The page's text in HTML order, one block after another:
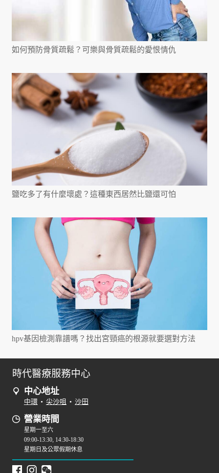
如何預防骨質疏鬆？可樂與骨質疏鬆的愛恨情仇
鹽吃多了有什麼壞處？這種東西居然比鹽還可怕
hpv基因檢測靠譜嗎？找出宮頸癌的根源就要選對方法
時代醫療服務中心
中心地址
中環 • 尖沙咀 • 沙田
營業時間
星期一至六
09:00-13:30, 14:30-18:30
星期日及公眾假期休息